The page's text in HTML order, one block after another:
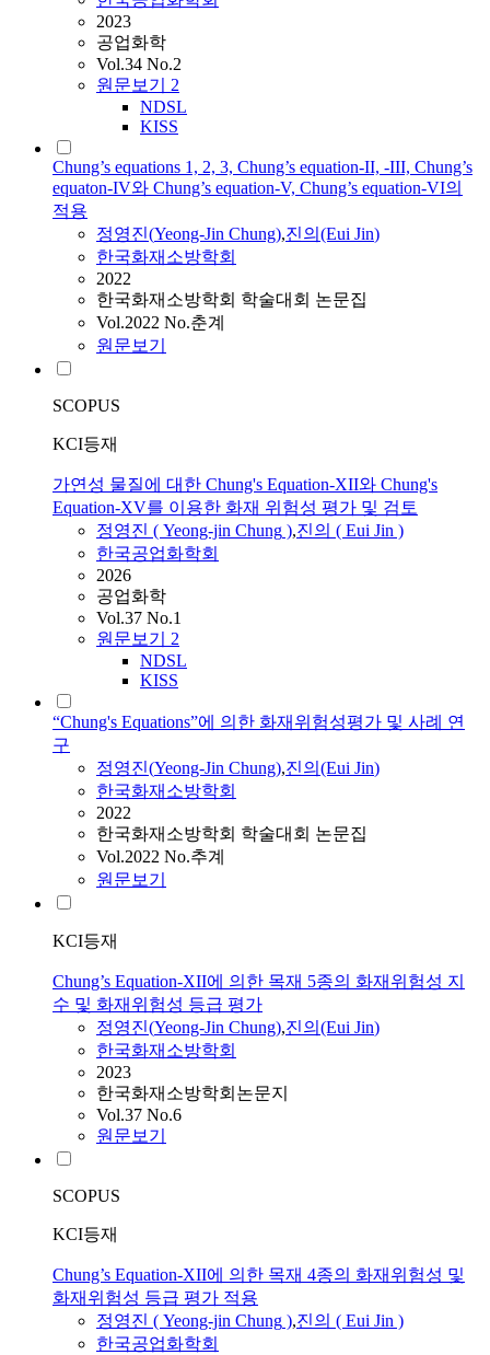
2023
공업화학
Vol.34 No.2
원문보기 2
NDSL
KISS
Chung’s equations 1, 2, 3, Chung’s equation-II, -III, Chung’s
equaton-IV와 Chung’s equation-V, Chung’s equation-VI의
적용
정영진(Yeong-Jin Chung),진의(Eui Jin)
한국화재소방학회
2022
한국화재소방학회 학술대회 논문집
Vol.2022 No.춘계
원문보기
SCOPUS
KCI등재
가연성 물질에 대한 Chung's Equation-XII와 Chung's
Equation-XV를 이용한 화재 위험성 평가 및 검토
정영진 ( Yeong-jin Chung ),진의 ( Eui Jin )
한국공업화학회
2026
공업화학
Vol.37 No.1
원문보기 2
NDSL
KISS
“Chung's Equations”에 의한 화재위험성평가 및 사례 연
구
정영진(Yeong-Jin Chung),진의(Eui Jin)
한국화재소방학회
2022
한국화재소방학회 학술대회 논문집
Vol.2022 No.추계
원문보기
KCI등재
Chung’s Equation-XII에 의한 목재 5종의 화재위험성 지
수 및 화재위험성 등급 평가
정영진(Yeong-Jin Chung),진의(Eui Jin)
한국화재소방학회
2023
한국화재소방학회논문지
Vol.37 No.6
원문보기
SCOPUS
KCI등재
Chung’s Equation-XII에 의한 목재 4종의 화재위험성 및
화재위험성 등급 평가 적용
정영진 ( Yeong-jin Chung ),진의 ( Eui Jin )
한국공업화학회